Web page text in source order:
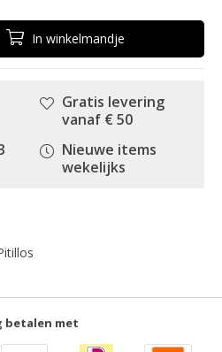
In winkelmandje
Gratis levering
vanaf € 50
Nieuwe items
wekelijks
betalen met